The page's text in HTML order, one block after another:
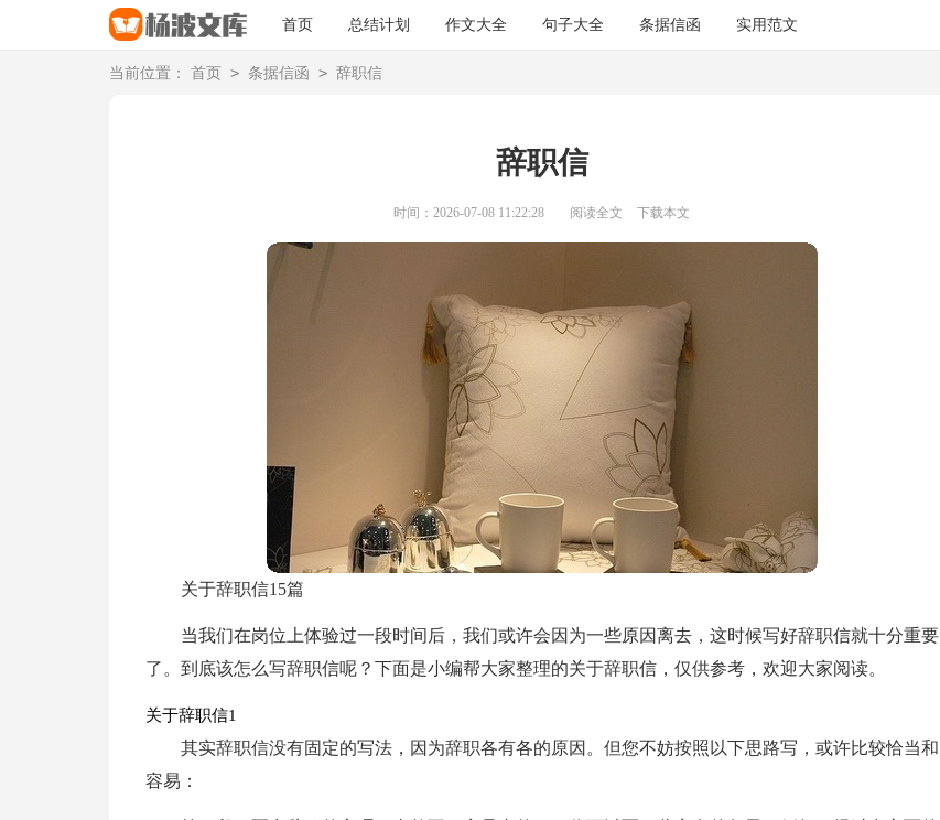
首页 总结计划 作文大全 句子大全 条据信函 实用范文
当前位置： 首页 > 条据信函 > 辞职信
辞职信
时间：2026-07-08 11:22:28 阅读全文 下载本文
关于辞职信15篇
当我们在岗位上体验过一段时间后，我们或许会因为一些原因离去，这时候写好辞职信就十分重要
了。到底该怎么写辞职信呢？下面是小编帮大家整理的关于辞职信，仅供参考，欢迎大家阅读。
关于辞职信1
其实辞职信没有固定的写法，因为辞职各有各的原因。但您不妨按照以下思路写，或许比较恰当和
容易：